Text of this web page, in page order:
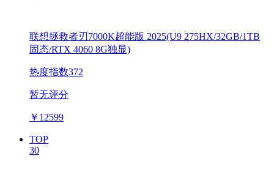
联想拯救者刃7000K超能版 2025(U9 275HX/32GB/1TB
固态/RTX 4060 8G独显)
热度指数372
暂无评分
￥ 12599
TOP
30